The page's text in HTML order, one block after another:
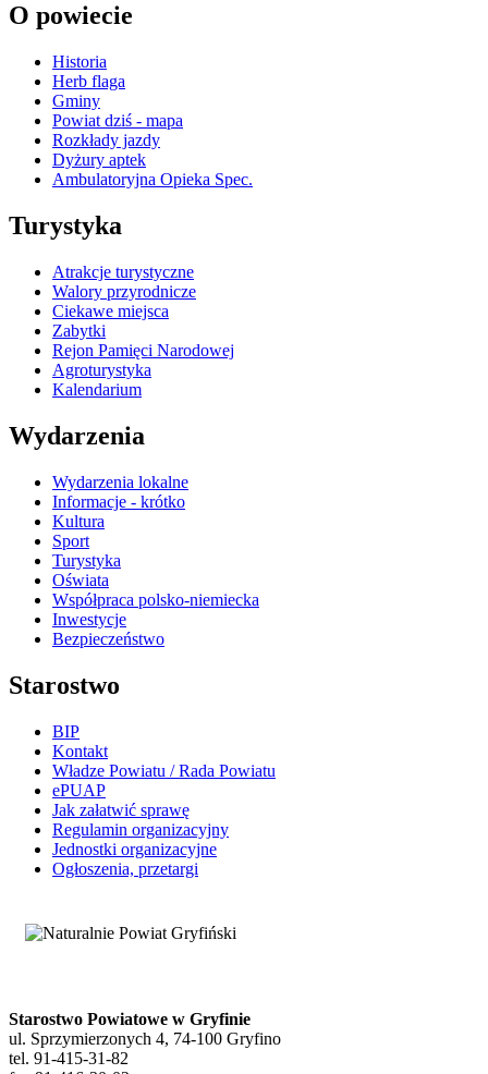
O powiecie
Historia
Herb flaga
Gminy
Powiat dziś - mapa
Rozkłady jazdy
Dyżury aptek
Ambulatoryjna Opieka Spec.
Turystyka
Atrakcje turystyczne
Walory przyrodnicze
Ciekawe miejsca
Zabytki
Rejon Pamięci Narodowej
Agroturystyka
Kalendarium
Wydarzenia
Wydarzenia lokalne
Informacje - krótko
Kultura
Sport
Turystyka
Oświata
Współpraca polsko-niemiecka
Inwestycje
Bezpieczeństwo
Starostwo
BIP
Kontakt
Władze Powiatu / Rada Powiatu
ePUAP
Jak załatwić sprawę
Regulamin organizacyjny
Jednostki organizacyjne
Ogłoszenia, przetargi
Starostwo Powiatowe w Gryfinie
ul. Sprzymierzonych 4, 74-100 Gryfino
tel. 91-415-31-82